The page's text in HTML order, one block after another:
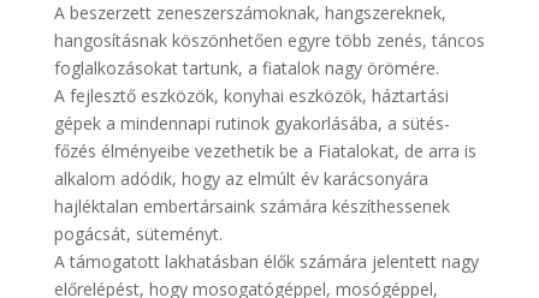
A beszerzett zeneszerszámoknak, hangszereknek,
hangosításnak köszönhetően egyre több zenés, táncos
foglalkozásokat tartunk, a fiatalok nagy örömére.
A fejlesztő eszközök, konyhai eszközök, háztartási
gépek a mindennapi rutinok gyakorlásába, a sütés-
főzés élményeibe vezethetik be a Fiatalokat, de arra is
alkalom adódik, hogy az elmúlt év karácsonyára
hajléktalan embertársaink számára készíthessenek
pogácsát, süteményt.
A támogatott lakhatásban élők számára jelentett nagy
előrelépést, hogy mosogatógéppel, mosógéppel,